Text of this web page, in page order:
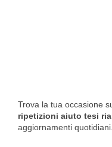
Trova la tua occasione
ripetizioni aiuto tesi
aggiornamenti quotidiani.